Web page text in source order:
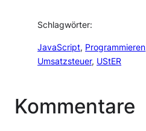
Schlagwörter:
JavaScript, Programmieren
Umsatzsteuer, UStER
Kommentare